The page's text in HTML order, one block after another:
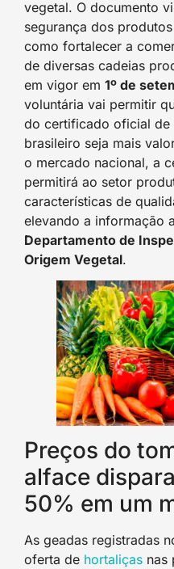
vegetal. O documento
segurança dos
como fortalecer a
de diversas cadeias
em vigor em 1º de
voluntária vai permitir
do certificado oficial
brasileiro seja mais
o mercado nacional, a
permitirá ao setor
características de
elevando a informação
Departamento de
Origem Vegetal.
Preços do
alface
50% em um
As geadas registradas
oferta de hortaliças nas